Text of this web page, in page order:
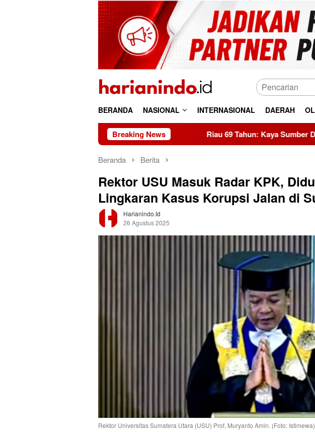
BERANDA NASIONAL INTERNASIONAL DAERAH
Breaking NewsRiau 69 Tahun: Kaya Sumber Daya, Miskin
Beranda Berita
Rektor USU Masuk Radar KPK,
Lingkaran Kasus Korupsi Jalan di
Harianindo.id
26 Agustus 2025
Rektor Universitas Sumatera Utara (USU) Prof, Muryanto Amin. (Foto: Istimewa)